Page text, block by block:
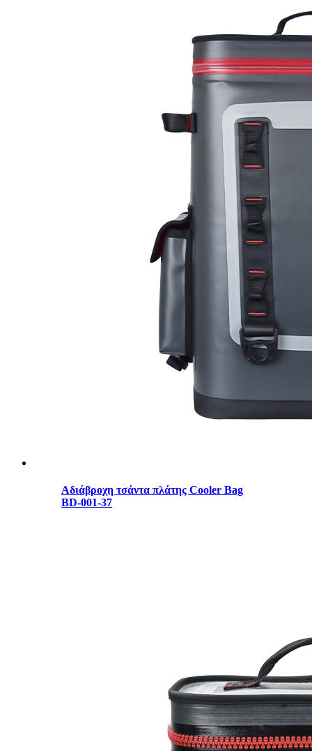
Αδιάβροχη τσάντα πλάτης Cooler Bag
BD-001-37